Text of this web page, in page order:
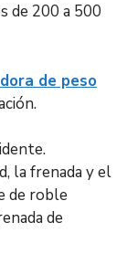
de 200 a 500
de peso
la frenada y el
de roble
de